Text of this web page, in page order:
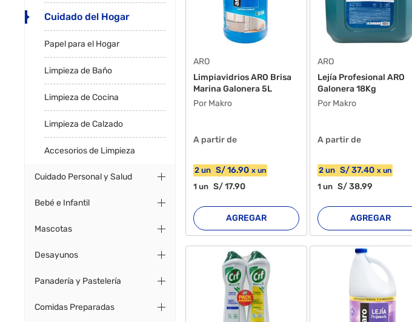
Cuidado del Hogar
Papel para el Hogar
Limpieza de Baño
Limpieza de Cocina
Limpieza de Calzado
Accesorios de Limpieza
Cuidado Personal y Salud
Bebé e Infantil
Mascotas
Desayunos
Panadería y Pastelería
Comidas Preparadas
ARO
Limpiavidrios ARO Brisa
Marina Galonera 5L
Por Makro
A partir de
2 un S/16.90 xun
1un S/17.90
AGREGAR
ARO
Lejía Profesional ARO
Galonera 18Kg
Por Makro
A partir de
2 un S/37.40 xun
1un S/38.99
AGREGAR